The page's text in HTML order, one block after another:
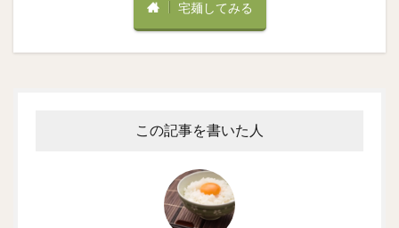
宅麺してみる
この記事を書いた人